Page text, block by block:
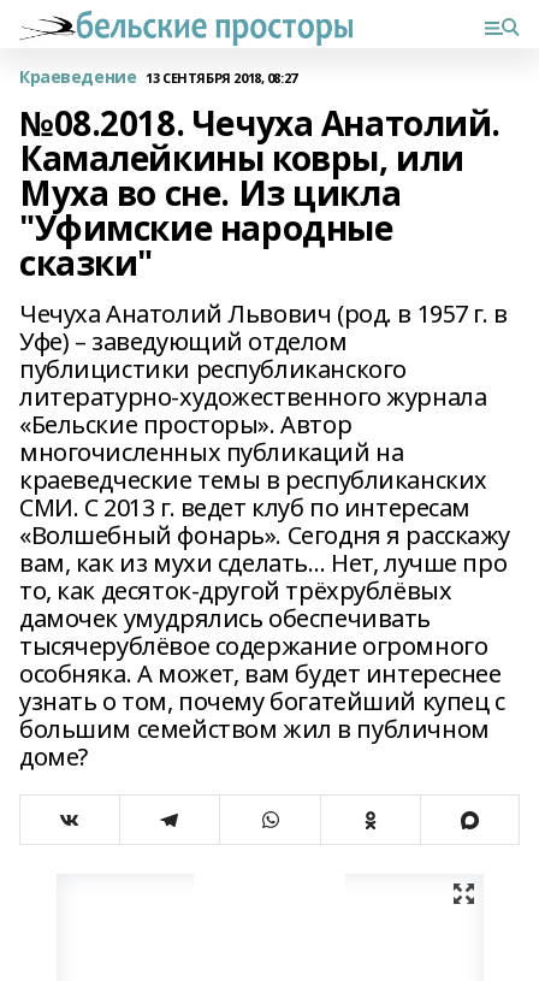
Краеведение 13 СЕНТЯБРЯ 2018, 08:27
№08.2018. Чечуха Анатолий.
Камалейкины ковры, или
Муха во сне. Из цикла
"Уфимские народные
сказки"
Чечуха Анатолий Львович (род. в 1957 г. в
Уфе) – заведующий отделом
публицистики республиканского
литературно-художественного журнала
«Бельские просторы». Автор
многочисленных публикаций на
краеведческие темы в республиканских
СМИ. С 2013 г. ведет клуб по интересам
«Волшебный фонарь». Сегодня я расскажу
вам, как из мухи сделать… Нет, лучше про
то, как десяток-другой трёхрублёвых
дамочек умудрялись обеспечивать
тысячерублёвое содержание огромного
особняка. А может, вам будет интереснее
узнать о том, почему богатейший купец с
большим семейством жил в публичном
доме?